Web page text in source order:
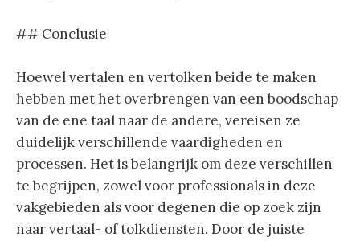
## Conclusie
Hoewel vertalen en vertolken beide te maken
hebben met het overbrengen van een boodschap
van de ene taal naar de andere, vereisen ze
duidelijk verschillende vaardigheden en
processen. Het is belangrijk om deze verschillen
te begrijpen, zowel voor professionals in deze
vakgebieden als voor degenen die op zoek zijn
naar vertaal- of tolkdiensten. Door de juiste